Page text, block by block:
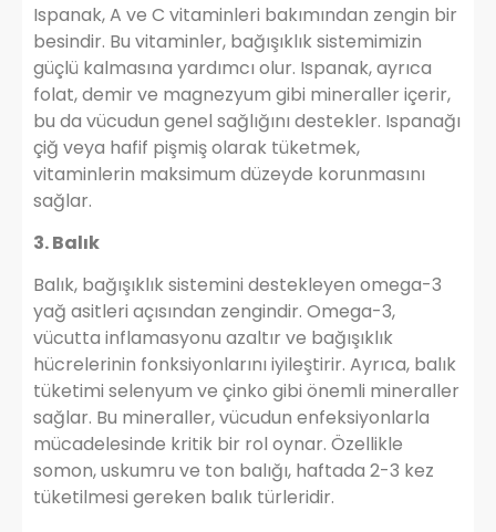
Ispanak, A ve C vitaminleri bakımından zengin bir
besindir. Bu vitaminler, bağışıklık sistemimizin
güçlü kalmasına yardımcı olur. Ispanak, ayrıca
folat, demir ve magnezyum gibi mineraller içerir,
bu da vücudun genel sağlığını destekler. Ispanağı
çiğ veya hafif pişmiş olarak tüketmek,
vitaminlerin maksimum düzeyde korunmasını
sağlar.
3. Balık
Balık, bağışıklık sistemini destekleyen omega-3
yağ asitleri açısından zengindir. Omega-3,
vücutta inflamasyonu azaltır ve bağışıklık
hücrelerinin fonksiyonlarını iyileştirir. Ayrıca, balık
tüketimi selenyum ve çinko gibi önemli mineraller
sağlar. Bu mineraller, vücudun enfeksiyonlarla
mücadelesinde kritik bir rol oynar. Özellikle
somon, uskumru ve ton balığı, haftada 2-3 kez
tüketilmesi gereken balık türleridir.